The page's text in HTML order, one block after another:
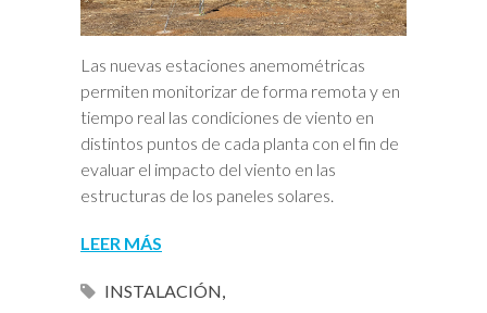
Las nuevas estaciones anemométricas
permiten monitorizar de forma remota y en
tiempo real las condiciones de viento en
distintos puntos de cada planta con el fin de
evaluar el impacto del viento en las
estructuras de los paneles solares.
LEER MÁS
INSTALACIÓN,